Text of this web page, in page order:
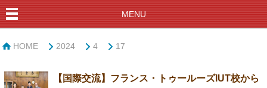
MENU
HOME 2024 4 17
【国際交流】フランス・トゥールーズIUT校から